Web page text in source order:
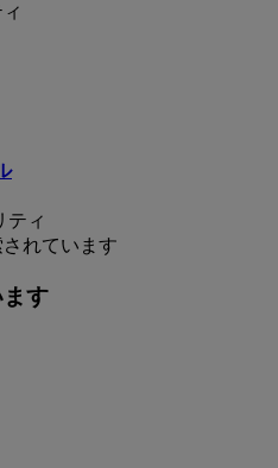
ティ
されています
す